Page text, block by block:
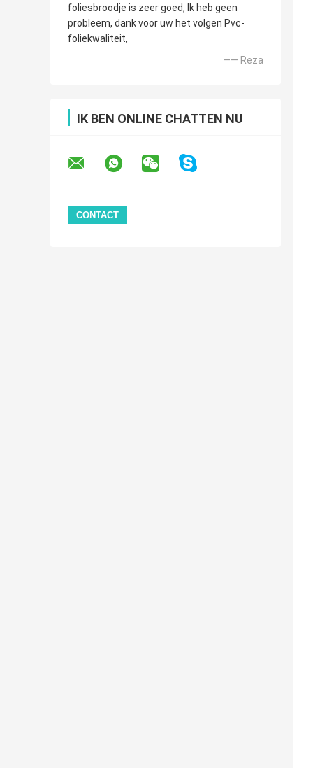
foliesbroodje is zeer goed, Ik heb geen
probleem, dank voor uw het volgen Pvc-
foliekwaliteit,
—— Reza
IK BEN ONLINE CHATTEN NU